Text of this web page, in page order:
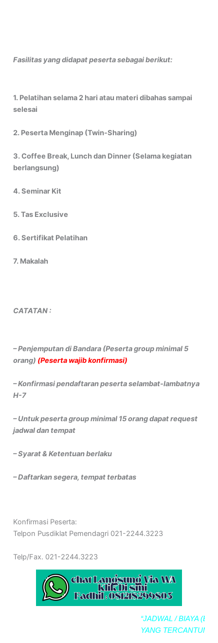
Fasilitas yang didapat peserta sebagai berikut:
1. Pelatihan selama 2 hari atau materi dibahas sampai
selesai
2. Peserta Menginap (Twin-Sharing)
3. Coffee Break, Lunch dan Dinner (Selama kegiatan
berlangsung)
4. Seminar Kit
5. Tas Exclusive
6. Sertifikat Pelatihan
7. Makalah
CATATAN :
– Penjemputan di Bandara (Peserta group minimal 5
orang) (Peserta wajib konfirmasi)
– Konfirmasi pendaftaran peserta selambat-lambatnya
H-7
– Untuk peserta group minimal 15 orang dapat request
jadwal dan tempat
– Syarat & Ketentuan berlaku
– Daftarkan segera, tempat terbatas
Konfirmasi Peserta:
Telpon Pusdiklat Pemendagri 021-2244.3223
Telp/Fax. 021-2244.3223
“JADWAL / BIAYA
YANG TERCANTUM